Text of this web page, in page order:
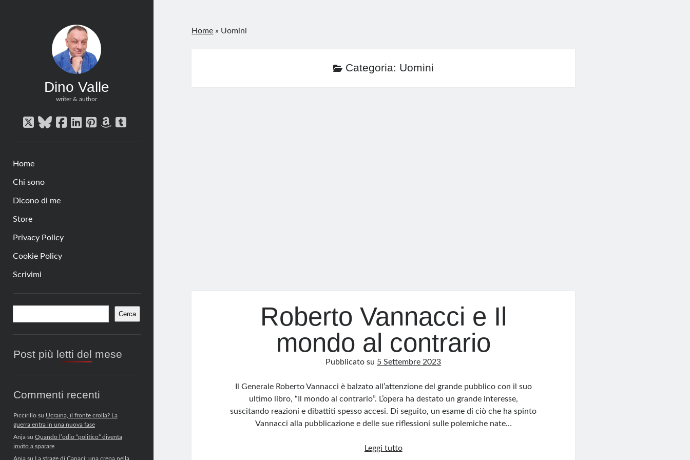
Dino Valle
writer & author
twitterbluesky
facebook
linkedin
pinterest
amazon
tumblr
Home
Chi sono
Dicono di me
Store
Privacy Policy
Cookie Policy
Scrivimi
Barra
laterale
Cerca
Post più letti del mese
Commenti recenti
Piccirillosu Ucraina, il fronte crolla? La
guerra entra in una nuova fase
Anjasu Quando l’odio “politico” diventa
invito a sparare
Anjasu La strage di Capaci: una crepa nella
Home » Uomini
Categoria: Uomini
Roberto Vannacci e Il
mondo al contrario
Pubblicato su 5 Settembre 2023
Il Generale Roberto Vannacci è balzato all’attenzione del grande pubblico con il suo
ultimo libro, “Il mondo al contrario”. L’opera ha destato un grande interesse,
suscitando reazioni e dibattiti spesso accesi. Di seguito, un esame di ciò che ha spinto
Vannacci alla pubblicazione e delle sue riflessioni sulle polemiche nate…
Leggi tuttoRoberto